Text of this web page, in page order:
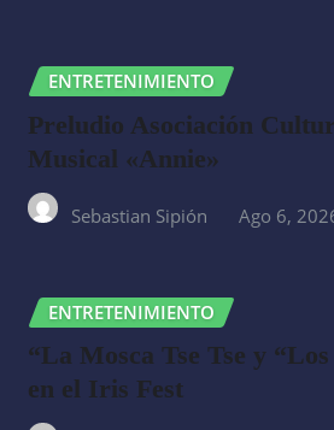
ENTRETENIMIENTO
Preludio Asociación
Musical «Annie»
Sebastian Sipión Ago 6,
ENTRETENIMIENTO
“La Mosca Tse Tse y
en el Iris Fest